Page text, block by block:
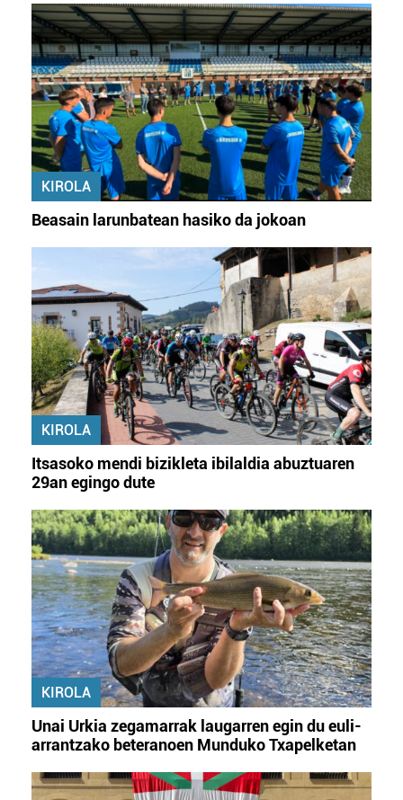
KIROLA
Beasain larunbatean hasiko da jokoan
KIROLA
Itsasoko mendi bizikleta ibilaldia abuztuaren
29an egingo dute
KIROLA
Unai Urkia zegamarrak laugarren egin du euli-
arrantzako beteranoen Munduko Txapelketan